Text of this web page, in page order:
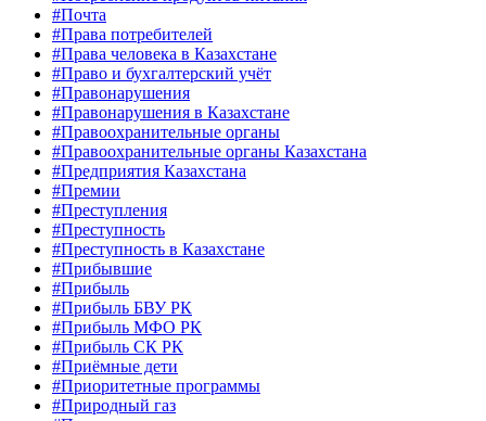
#Почта
#Права потребителей
#Права человека в Казахстане
#Право и бухгалтерский учёт
#Правонарушения
#Правонарушения в Казахстане
#Правоохранительные органы
#Правоохранительные органы Казахстана
#Предприятия Казахстана
#Премии
#Преступления
#Преступность
#Преступность в Казахстане
#Прибывшие
#Прибыль
#Прибыль БВУ РК
#Прибыль МФО РК
#Прибыль СК РК
#Приёмные дети
#Приоритетные программы
#Природный газ